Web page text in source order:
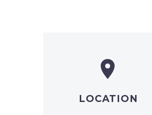


LOCATION